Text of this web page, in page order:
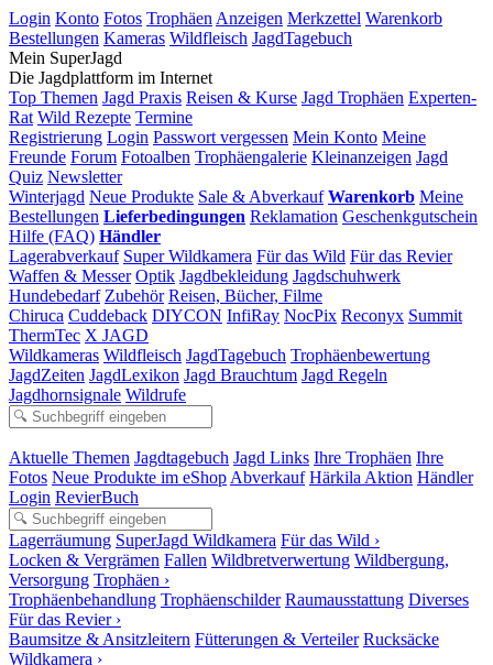
Login Konto Fotos Trophäen Anzeigen Merkzettel Warenkorb
Bestellungen Kameras Wildfleisch JagdTagebuch
Mein SuperJagd
Die Jagdplattform im Internet
Top Themen Jagd Praxis Reisen & Kurse Jagd Trophäen Experten-
Rat Wild Rezepte Termine
Registrierung Login Passwort vergessen Mein Konto Meine
Freunde Forum Fotoalben Trophäengalerie Kleinanzeigen Jagd
Quiz Newsletter
Winterjagd Neue Produkte Sale & Abverkauf Warenkorb Meine
Bestellungen Lieferbedingungen Reklamation Geschenkgutschein
Hilfe (FAQ) Händler
Lagerabverkauf Super Wildkamera Für das Wild Für das Revier
Waffen & Messer Optik Jagdbekleidung Jagdschuhwerk
Hundebedarf Zubehör Reisen, Bücher, Filme
Chiruca Cuddeback DIYCON InfiRay NocPix Reconyx Summit
ThermTec X JAGD
Wildkameras Wildfleisch JagdTagebuch Trophäenbewertung
JagdZeiten JagdLexikon Jagd Brauchtum Jagd Regeln
Jagdhornsignale Wildrufe
Aktuelle Themen Jagdtagebuch Jagd Links Ihre Trophäen Ihre
Fotos Neue Produkte im eShop Abverkauf Härkila Aktion Händler
Login RevierBuch
Lagerräumung SuperJagd Wildkamera Für das Wild ›
Locken & Vergrämen Fallen Wildbretverwertung Wildbergung,
Versorgung Trophäen ›
Trophäenbehandlung Trophäenschilder Raumausstattung Diverses
Für das Revier ›
Baumsitze & Ansitzleitern Fütterungen & Verteiler Rucksäcke
Wildkamera ›